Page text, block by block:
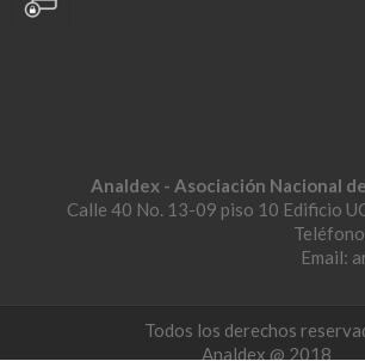
Analdex - Asociación Nacional
Calle 40 No. 13-09 piso 10 Edificio
Email:
Todos los derechos
Analdex @ 2018